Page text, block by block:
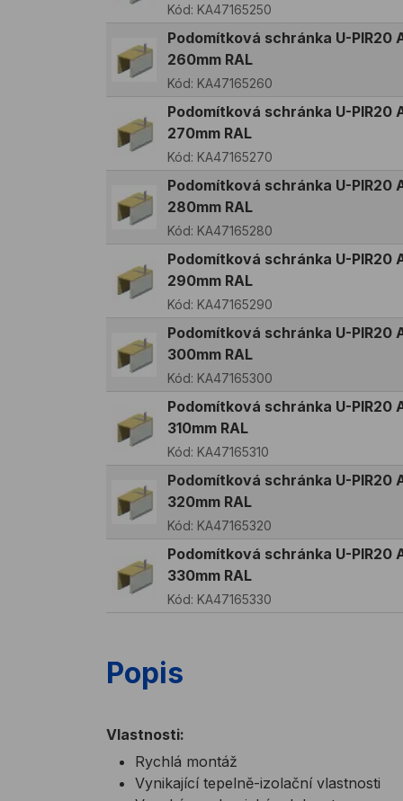
Kód: KA47165250
Podomítková schránka U-PIR20
260mm RAL
Kód: KA47165260
Podomítková schránka U-PIR20
270mm RAL
Kód: KA47165270
Podomítková schránka U-PIR20
280mm RAL
Kód: KA47165280
Podomítková schránka U-PIR20
290mm RAL
Kód: KA47165290
Podomítková schránka U-PIR20
300mm RAL
Kód: KA47165300
Podomítková schránka U-PIR20
310mm RAL
Kód: KA47165310
Podomítková schránka U-PIR20
320mm RAL
Kód: KA47165320
Podomítková schránka U-PIR20
330mm RAL
Kód: KA47165330
Popis
Vlastnosti:
Rychlá montáž
Vynikající tepelně-izolační vlastnosti